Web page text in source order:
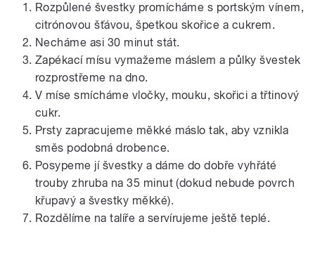
Rozpůlené švestky promícháme s portským vínem,
citrónovou šťávou, špetkou skořice a cukrem.
Necháme asi 30 minut stát.
Zapékací mísu vymažeme máslem a půlky švestek
rozprostřeme na dno.
V míse smícháme vločky, mouku, skořici a třtinový
cukr.
Prsty zapracujeme měkké máslo tak, aby vznikla
směs podobná drobence.
Posypeme jí švestky a dáme do dobře vyhřáté
trouby zhruba na 35 minut (dokud nebude povrch
křupavý a švestky měkké).
Rozdělíme na talíře a servírujeme ještě teplé.